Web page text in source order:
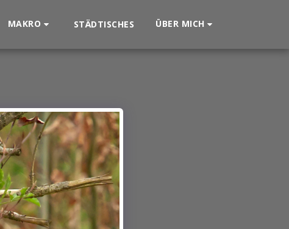
MAKRO STÄDTISCHES ÜBER MICH